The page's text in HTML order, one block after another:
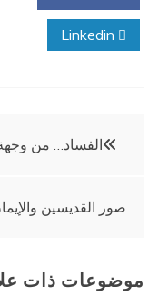
تصفّح
الفساد… من
صور القديسين
موضوعات ذات